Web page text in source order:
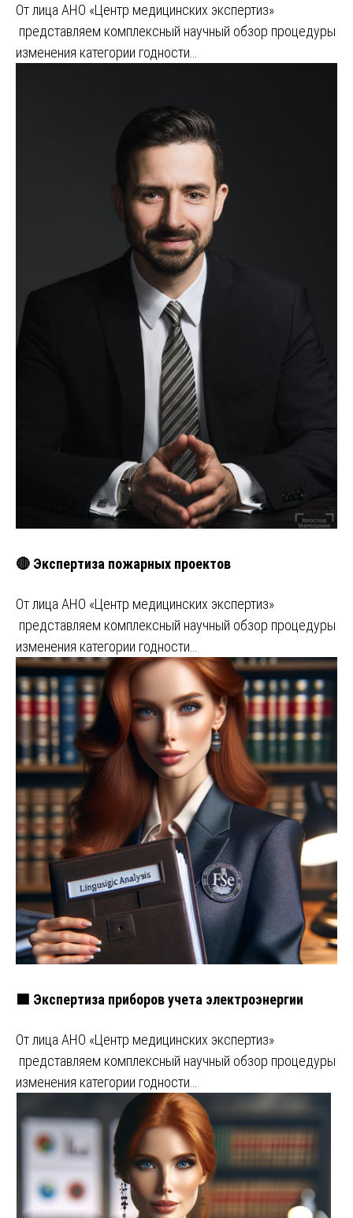
От лица АНО «Центр медицинских экспертиз»
представляем комплексный научный обзор процедуры
изменения категории годности…
🔴 Экспертиза пожарных проектов
От лица АНО «Центр медицинских экспертиз»
представляем комплексный научный обзор процедуры
изменения категории годности…
🟩 Экспертиза приборов учета электроэнергии
От лица АНО «Центр медицинских экспертиз»
представляем комплексный научный обзор процедуры
изменения категории годности…